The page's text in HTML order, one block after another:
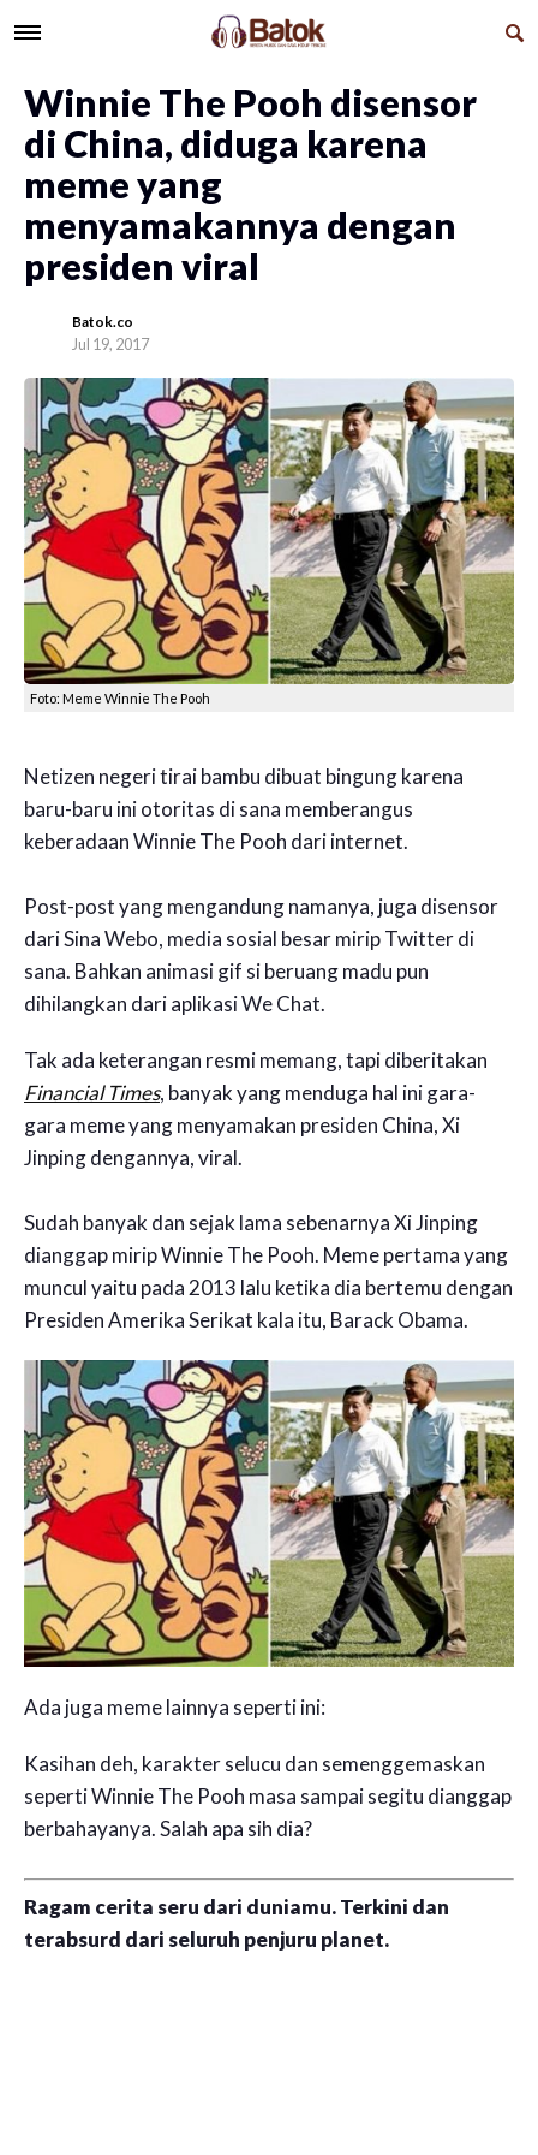
Winnie The Pooh disensor
di China, diduga karena
meme yang
menyamakannya dengan
presiden viral
Batok.co
Jul 19, 2017
Foto: Meme Winnie The Pooh
Netizen negeri tirai bambu dibuat bingung karena
baru-baru ini otoritas di sana memberangus
keberadaan Winnie The Pooh dari internet.
Post-post yang mengandung namanya, juga disensor
dari Sina Webo, media sosial besar mirip Twitter di
sana. Bahkan animasi gif si beruang madu pun
dihilangkan dari aplikasi We Chat.
Tak ada keterangan resmi memang, tapi diberitakan
Financial Times, banyak yang menduga hal ini gara-
gara meme yang menyamakan presiden China, Xi
Jinping dengannya, viral.
Sudah banyak dan sejak lama sebenarnya Xi Jinping
dianggap mirip Winnie The Pooh. Meme pertama yang
muncul yaitu pada 2013 lalu ketika dia bertemu dengan
Presiden Amerika Serikat kala itu, Barack Obama.
Ada juga meme lainnya seperti ini:
Kasihan deh, karakter selucu dan semenggemaskan
seperti Winnie The Pooh masa sampai segitu dianggap
berbahayanya. Salah apa sih dia?
Ragam cerita seru dari duniamu. Terkini dan
terabsurd dari seluruh penjuru planet.